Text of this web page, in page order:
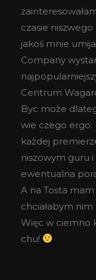
czasie
jakoś mnie
Company
Centrum
Byc może
wie czego ergo:
każdej
niszowym guru
ewentualna
A na Tosta
chciałabym
Więc w ciemno
chu!